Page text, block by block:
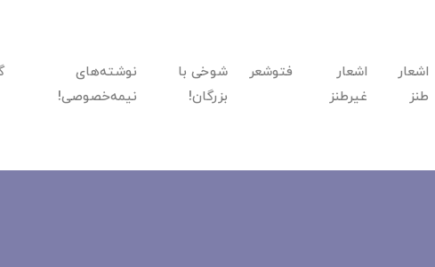
اشعار
طنز
اشعار
غیرطنز
فتوشعر
شوخی با
بزرگان!
نوشته‌های
نیمه‌خصوصی!